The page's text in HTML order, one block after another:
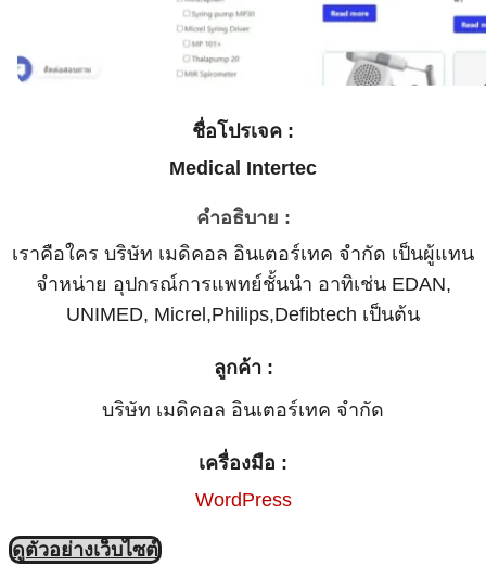
ชื่อโปรเจค :
Medical Intertec
คำอธิบาย :
เราคือใคร บริษัท เมดิคอล อินเตอร์เทค จำกัด เป็นผู้แทน
จำหน่าย อุปกรณ์การแพทย์ชั้นนำ อาทิเช่น EDAN,
UNIMED, Micrel,Philips,Defibtech เป็นต้น
ลูกค้า :
บริษัท เมดิคอล อินเตอร์เทค จำกัด
เครื่องมือ :
WordPress
ดูตัวอย่างเว็บไซต์